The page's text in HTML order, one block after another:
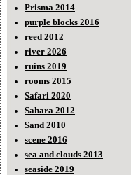
Prisma 2014
purple blocks 2016
reed 2012
river 2026
ruins 2019
rooms 2015
Safari 2020
Sahara 2012
Sand 2010
scene 2016
sea and clouds 2013
seaside 2019